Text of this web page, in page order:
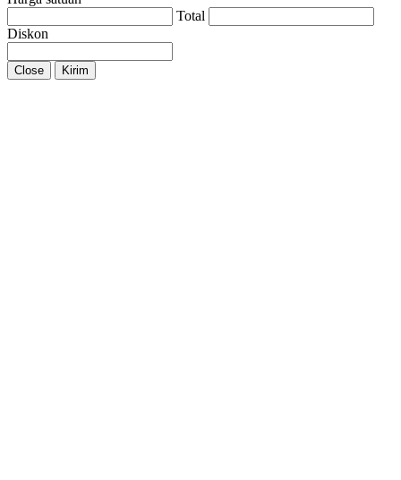
Total
Diskon
Close Kirim